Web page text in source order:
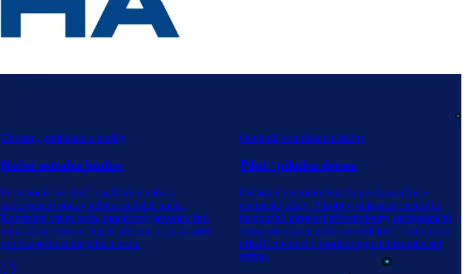
Obchod, podnikání a služby
Noční ostraha budov
Profesionálové, kteří zajišťují ostrahu a
zabezpečení budov během nočních směn.
Kontrolují vstup osob, monitorují prostor a řeší
mimořádné situace. Jejich přítomnost je zásadní
pro bezpečnost majetku a osob.
Obchod, podnikání a služby
Pilot / pilotka dronu
Ovládají bezpilotní letadla pro komerční a
technické účely. Působí v oblastech leteckého
mapování, inspekcí infrastruktury, profesionální
fotografie a precizního zemědělství. Jejich práce
přináší revoluci v monitoringu a dokumentaci
terénu.